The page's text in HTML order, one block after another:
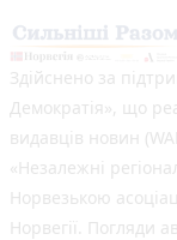
Здійснено за
Демократія», що
видавців новин
«Незалежні
Норвезькою
Норвегії. Погляди